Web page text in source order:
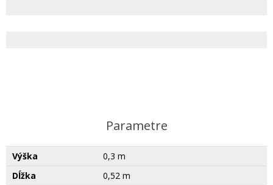
Parametre
Výška
0,3 m
Dĺžka
0,52 m